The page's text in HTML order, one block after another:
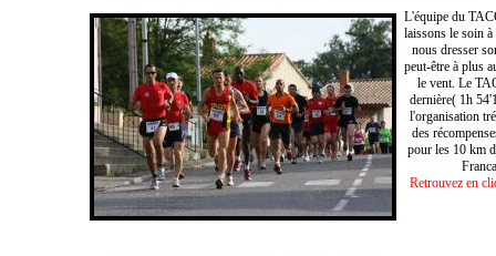
L'équipe du
laissons le soin
nous dresser
peut-être à plus
le vent. Le
dernière( 1h
l'organisation
des
pour les 10 km
Retrouvez en